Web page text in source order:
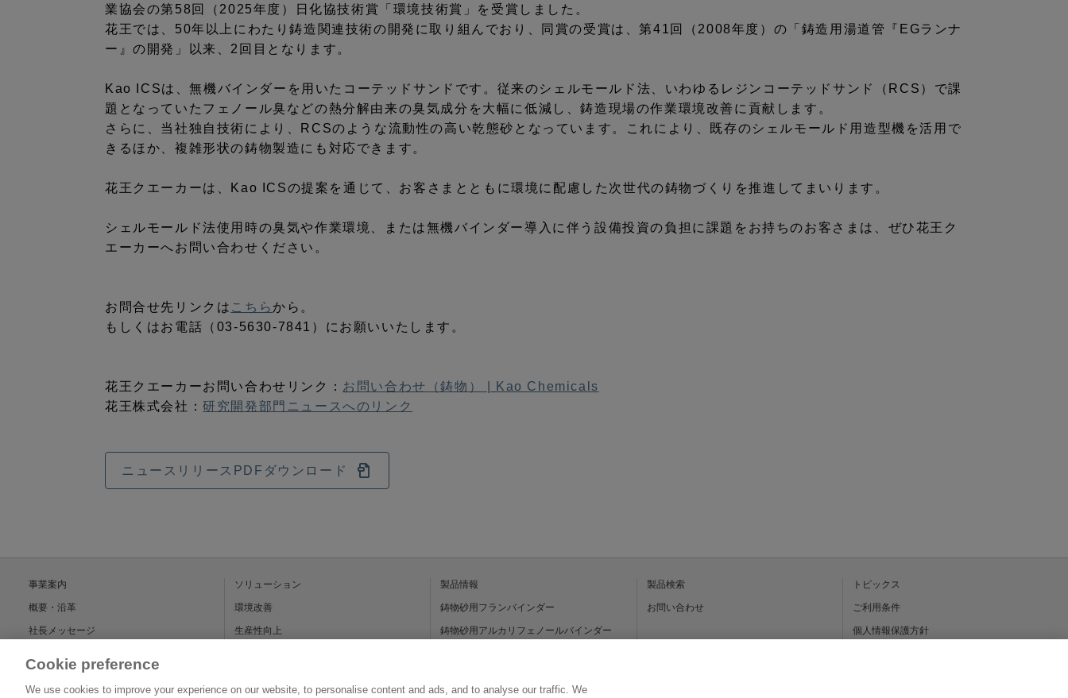
業協会の第58回（2025年度）日化協技術賞「環境技術賞」を受賞しました。
花王では、50年以上にわたり鋳造関連技術の開発に取り組んでおり、同賞の受賞は、第41回（2008年度）の「鋳造用湯道管『EGランナ
ー』の開発」以来、2回目となります。
Kao ICSは、無機バインダーを用いたコーテッドサンドです。従来のシェルモールド法、いわゆるレジンコーテッドサンド（RCS）で課
題となっていたフェノール臭などの熱分解由来の臭気成分を大幅に低減し、鋳造現場の作業環境改善に貢献します。
さらに、当社独自技術により、RCSのような流動性の高い乾態砂となっています。これにより、既存のシェルモールド用造型機を活用で
きるほか、複雑形状の鋳物製造にも対応できます。
花王クエーカーは、Kao ICSの提案を通じて、お客さまとともに環境に配慮した次世代の鋳物づくりを推進してまいります。
シェルモールド法使用時の臭気や作業環境、または無機バインダー導入に伴う設備投資の負担に課題をお持ちのお客さまは、ぜひ花王ク
エーカーへお問い合わせください。
お問合せ先リンクは こちら から。
もしくはお電話（03-5630-7841）にお願いいたします。
花王クエーカーお問い合わせリンク： お問い合わせ（鋳物） | Kao Chemicals
花王株式会社：研究開発部門ニュースへのリンク
ニュースリリースPDFダウンロード
事業案内
概要・沿革
社長メッセージ
ソリューション
環境改善
生産性向上
製品情報
鋳物砂用フランバインダー
鋳物砂用アルカリフェノールバインダー
製品検索
お問い合わせ
トピックス
ご利用条件
個人情報保護方針
Cookie preference
We use cookies to improve your experience on our website, to personalise content and ads, and to analyse our traffic. We